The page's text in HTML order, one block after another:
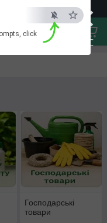
×
ESC
click
Господарські
товари